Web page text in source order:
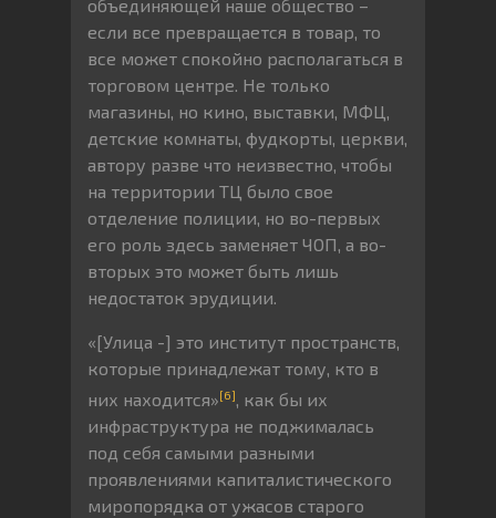
объединяющей наше общество –
если все превращается в товар, то
все может спокойно располагаться в
торговом центре. Не только
магазины, но кино, выставки, МФЦ,
детские комнаты, фудкорты, церкви,
автору разве что неизвестно, чтобы
на территории ТЦ было свое
отделение полиции, но во-первых
его роль здесь заменяет ЧОП, а во-
вторых это может быть лишь
недостаток эрудиции.
«[Улица -] это институт пространств,
которые принадлежат тому, кто в
них находится»[6], как бы их
инфраструктура не поджималась
под себя самыми разными
проявлениями капиталистического
миропорядка от ужасов старого